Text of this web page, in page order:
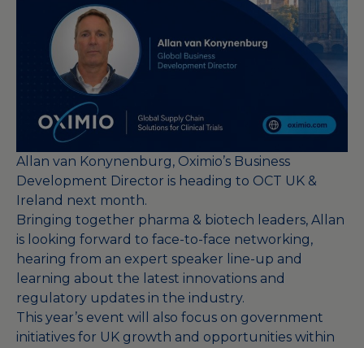
Allan van Konynenburg, Oximio’s Business
Development Director is heading to OCT UK &
Ireland next month.
Bringing together pharma & biotech leaders, Allan
is looking forward to face-to-face networking,
hearing from an expert speaker line-up and
learning about the latest innovations and
regulatory updates in the industry.
This year’s event will also focus on government
initiatives for UK growth and opportunities within